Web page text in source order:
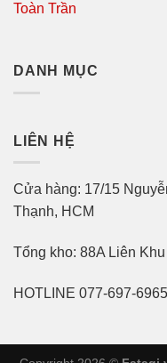
Toàn Trần
DANH MỤC
LIÊN HỆ
Cửa hàng: 17/15
Thạnh, HCM
Tổng kho: 88A Liên
HOTLINE 077-697-6965